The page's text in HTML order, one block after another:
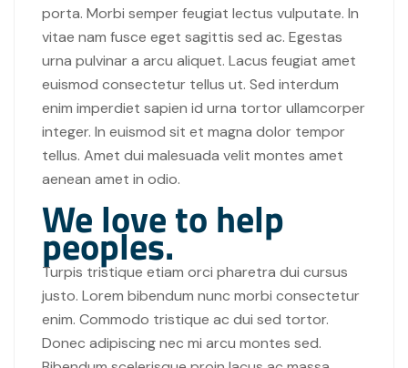
porta. Morbi semper feugiat lectus vulputate. In
vitae nam fusce eget sagittis sed ac. Egestas
urna pulvinar a arcu aliquet. Lacus feugiat amet
euismod consectetur tellus ut. Sed interdum
enim imperdiet sapien id urna tortor ullamcorper
integer. In euismod sit et magna dolor tempor
tellus. Amet dui malesuada velit montes amet
aenean amet in odio.
We love to help
peoples.
Turpis tristique etiam orci pharetra dui cursus
justo. Lorem bibendum nunc morbi consectetur
enim. Commodo tristique ac dui sed tortor.
Donec adipiscing nec mi arcu montes sed.